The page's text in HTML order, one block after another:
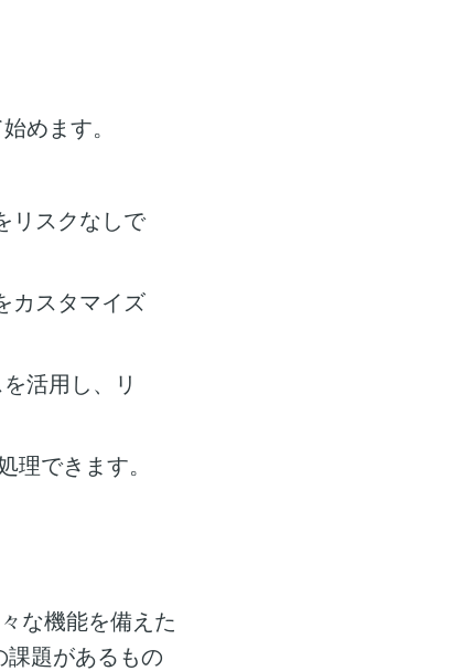
めます。
リスクなしで
カスタマイズ
活用し、リ
できます。
な機能を備えた
題があるもの